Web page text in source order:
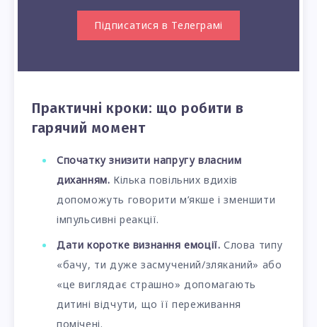
Підписатися в Телеграмі
Практичні кроки: що робити в
гарячий момент
Спочатку знизити напругу власним
диханням. Кілька повільних вдихів
допоможуть говорити м’якше і зменшити
імпульсивні реакції.
Дати коротке визнання емоції. Слова типу
«бачу, ти дуже засмучений/зляканий» або
«це виглядає страшно» допомагають
дитині відчути, що її переживання
помічені.